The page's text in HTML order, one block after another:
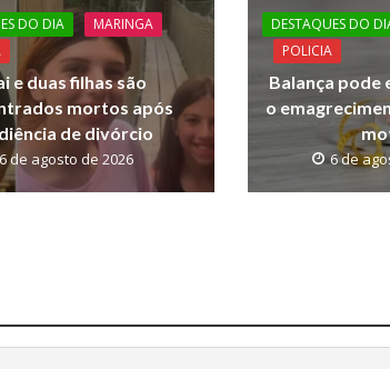
DO DIA
MARINGA
e duas filhas são
mortos após
de divórcio
6 de agosto de 2026
DESTAQUES DO
POLICIA
Balança pode
o
6 de